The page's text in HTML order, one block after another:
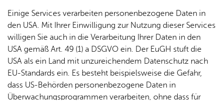
Stand der Ver­ein­bar­keit mit den An­for­de­run­gen
Diese Website ist nur teilweise mit
§ 10 Absatz 1 L-BGG
vereinbar. Nicht barrierefreie Inhalte können sein:
pdf-Da­tei­en:
pdf-Da­tei­en, die vor 23.07.2020 ein­ge­stellt wur­den,
sind teil­wei­se nicht bar­rie­re­frei. Spä­ter ein­ge­stell­te
pdf-Da­tei­en wer­den mög­lichst in bar­rie­re­frei­er Ver­si­
Einige Services verarbeiten personenbezogene Daten in
den USA. Mit Ihrer Einwilligung zur Nutzung dieser Services
willigen Sie auch in die Verarbeitung Ihrer Daten in den
USA gemäß Art. 49 (1) a DSGVO ein. Der EuGH stuft die
USA als ein Land mit unzureichendem Datenschutz nach
EU-Standards ein. Es besteht beispielsweise die Gefahr,
dass US-Behörden personenbezogene Daten in
Überwachungsprogrammen verarbeiten, ohne dass für